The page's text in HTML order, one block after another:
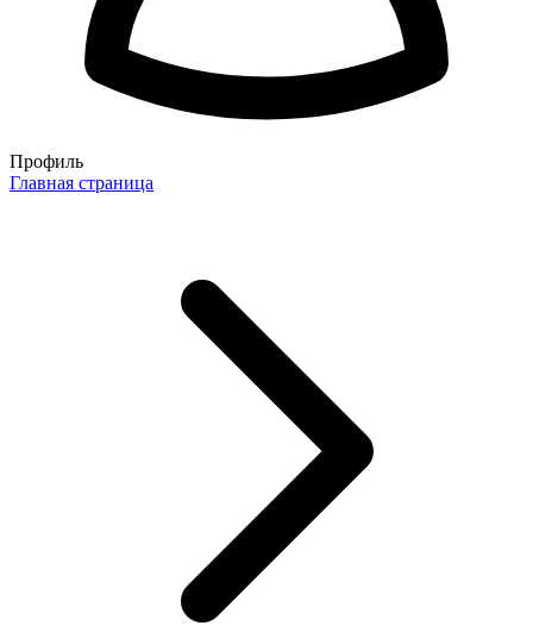
Профиль
Главная страница